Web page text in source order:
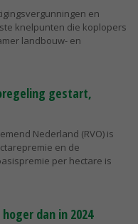
en
knelpunten die koplopers
landbouw- en
gestart,
Nederland (RVO) is
en de
per hectare is
dan in 2024